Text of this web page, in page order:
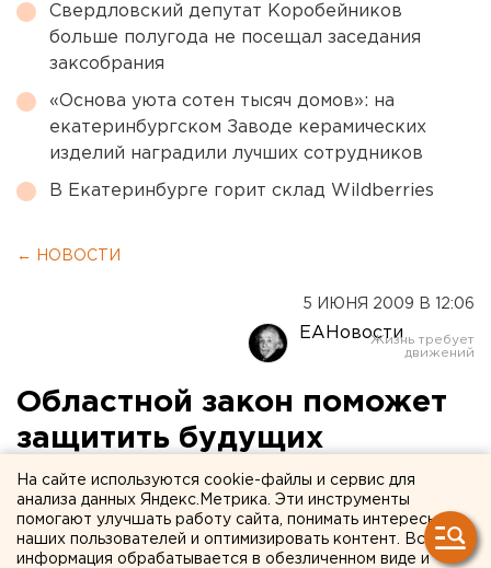
Свердловский депутат Коробейников
больше полугода не посещал заседания
заксобрания
«Основа уюта сотен тысяч домов»: на
екатеринбургском Заводе керамических
изделий наградили лучших сотрудников
В Екатеринбурге горит склад Wildberries
← НОВОСТИ
5 ИЮНЯ 2009 В 12:06
ЕАНовости
Областной закон поможет
защитить будущих
новоселов
Губернатор Челябинской области Петр Сумин
провел совещание, посвященное строительству
На сайте используются cookie-файлы и сервис для
анализа данных Яндекс.Метрика. Эти инструменты
помогают улучшать работу сайта, понимать интересы
наших пользователей и оптимизировать контент. Вся
информация обрабатывается в обезличенном виде и